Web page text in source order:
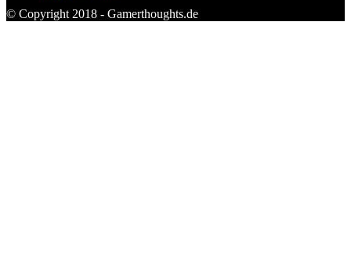
© Copyright 2018 - Gamerthoughts.de